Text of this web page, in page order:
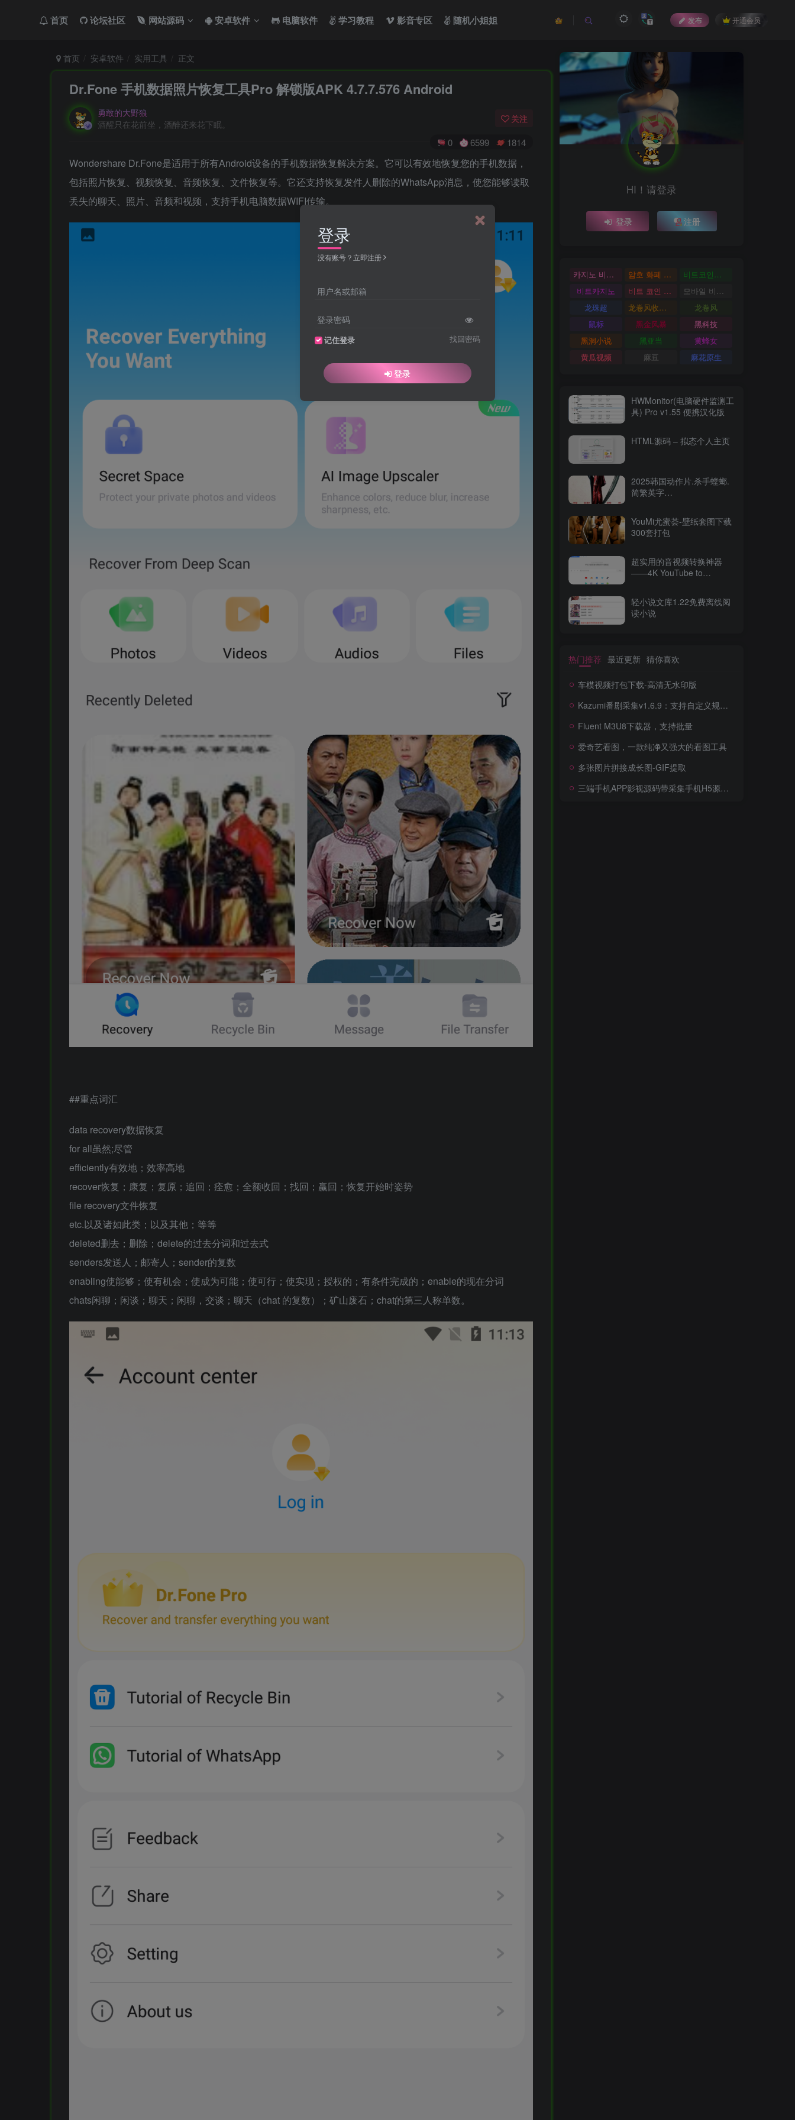
首页 论坛社区 网站源码 安卓软件 电脑软件 学习教程 影音专区 随机小姐姐 发布 开通会员
首页 安卓软件 实用工具 正文
Dr.Fone 手机数据照片恢复工具Pro 解锁版APK 4.7.7.576 Android
勇敢的大野狼
酒醒只在花前坐，酒醉还来花下眠。
关注
0 6599 1814
Wondershare Dr.Fone是适用于所有Android设备的手机数据恢复解决方案。它可以有效地恢复您的手机数据，
包括照片恢复、视频恢复、音频恢复、文件恢复等。它还支持恢复发件人删除的WhatsApp消息，使您能够读取
丢失的聊天、照片、音频和视频，支持手机电脑数据WIFI传输。
##重点词汇
data recovery数据恢复
for all虽然;尽管
efficiently有效地；效率高地
recover恢复；康复；复原；追回；痊愈；全额收回；找回；赢回；恢复开始时姿势
file recovery文件恢复
etc.以及诸如此类；以及其他；等等
deleted删去；删除；delete的过去分词和过去式
senders发送人；邮寄人；sender的复数
enabling使能够；使有机会；使成为可能；使可行；使实现；授权的；有条件完成的；enable的现在分词
chats闲聊；闲谈；聊天；闲聊，交谈；聊天（chat 的复数）；矿山废石；chat的第三人称单数。
HI！请登录
登录 注册
카지노 비트코인 암호 화폐 카지노
비트코인카지노
비트카지노
비트 코인 온라인 카지노
모바일 비트 코인 카지노
龙珠超
龙卷风收音机
龙卷风
鼠标
黑金风暴
黑科技
黑洞小说
黑亚当
黄蜂女
黄瓜视频
麻豆 麻花原生
HWMonitor(电脑硬件监测工
具) Pro v1.55 便携汉化版
HTML源码 – 拟态个人主页
2025韩国动作片.杀手螳螂.
简繁英字
YouMi尤蜜荟-壁纸套图下载
300套打包
超实用的音视频转换神器
——4K YouTube to
轻小说文库1.22免费离线阅
读小说
热门推荐 最近更新 猜你喜欢
车模视频打包下载-高清无水印版
Kazumi番剧采集v1.6.9：支持自定义规则+在线观看+弹幕，跨平台下载
Fluent M3U8下载器，支持批量
爱奇艺看图，一款纯净又强大的看图工具
多张图片拼接成长图-GIF提取
三端手机APP影视源码带采集手机H5源码带VIP卡密功能
登录
没有账号？立即注册
用户名或邮箱
登录密码
记住登录 找回密码
登录